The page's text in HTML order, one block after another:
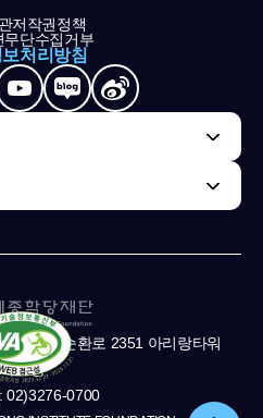
저작권정책
무단수집거부
처리방침
구 남부순환로 2351 아리랑타워
층
02)3276-0700